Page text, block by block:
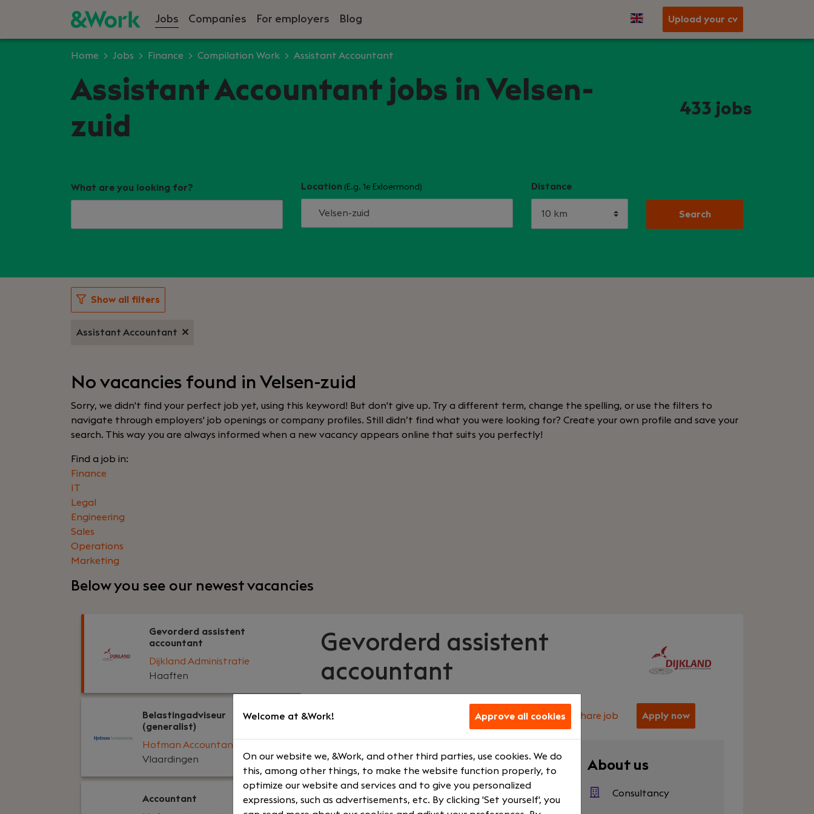
Jobs Companies For employers Blog Upload your cv
Home Jobs Finance Compilation Work Assistant Accountant
Assistant Accountant jobs in Velsen-
zuid
433 jobs
What are you looking for? Location (E.g. 1e Exloërmond) Distance
Search
Show all filters
Assistant Accountant
No vacancies found in Velsen-zuid
Sorry, we didn't find your perfect job yet, using this keyword! But don't give up. Try a different term, change the spelling, or use the filters to
navigate through employers' job openings or company profiles. Still didn’t find what you were looking for? Create your own profile and save your
search. This way you are always informed when a new vacancy appears online that suits you perfectly!
Find a job in:
Finance
IT
Legal
Engineering
Sales
Operations
Marketing
Below you see our newest vacancies
Gevorderd assistent
accountant
Dijkland Administratie
Haaften
Belastingadviseur
(generalist)
Hofman Accountants
Vlaardingen
Accountant
Gevorderd assistent
accountant
Share job Apply now
Your role
Assistant Accountant
What we offer About us
Consultancy
Welcome at &Work! Approve all cookies
On our website we, &Work, and other third parties, use cookies. We do
this, among other things, to make the website function properly, to
optimize our website and services and to give you personalized
expressions, such as advertisements, etc. By clicking 'Set yourself', you